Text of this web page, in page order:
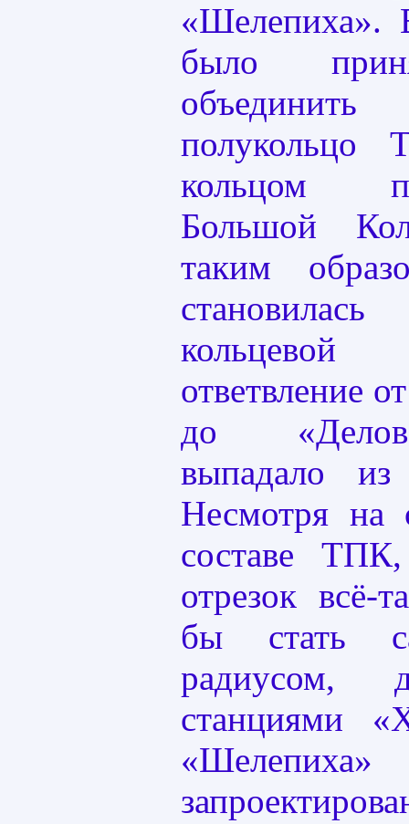
«Шелепиха».
было
кольцом
Большой
таким
ответвление
до
выпадало
Несмотря на
составе
отрезок всё-
бы стать
радиусом,
станциями